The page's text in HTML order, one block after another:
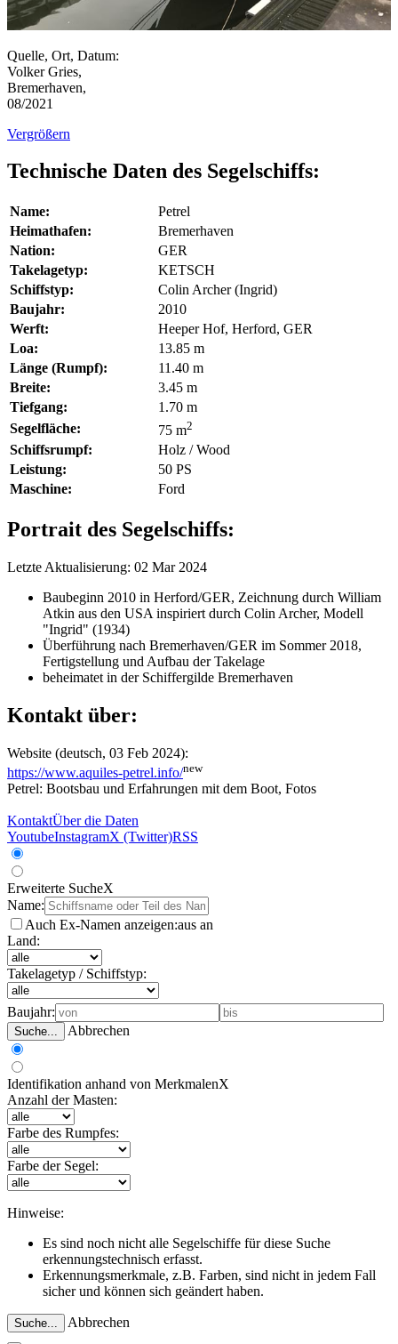
Quelle, Ort, Datum:
Volker Gries,
Bremerhaven,
08/2021
Vergrößern
Technische Daten des Segelschiffs:
Name:
Petrel
Heimathafen:
Bremerhaven
Nation:
GER
Takelagetyp:
KETSCH
Schiffstyp:
Colin Archer (Ingrid)
Baujahr:
2010
Werft:
Heeper Hof, Herford, GER
Loa:
13.85 m
Länge (Rumpf):
11.40 m
Breite:
3.45 m
Tiefgang:
1.70 m
Segelfläche:
75 m2
Schiffsrumpf:
Holz / Wood
Leistung:
50 PS
Maschine:
Ford
Portrait des Segelschiffs:
Letzte Aktualisierung: 02 Mar 2024
Baubeginn 2010 in Herford/GER, Zeichnung durch William
Atkin aus den USA inspiriert durch Colin Archer, Modell
"Ingrid" (1934)
Überführung nach Bremerhaven/GER im Sommer 2018,
Fertigstellung und Aufbau der Takelage
beheimatet in der Schiffergilde Bremerhaven
Kontakt über:
Website (deutsch, 03 Feb 2024):
https://www.aquiles-petrel.info/new
Petrel: Bootsbau und Erfahrungen mit dem Boot, Fotos
KontaktÜber die Daten
YoutubeInstagramX (Twitter)RSS
Erweiterte SucheX
Name:
Auch Ex-Namen anzeigen:aus an
Land:
Takelagetyp / Schiffstyp:
Baujahr:
Suche... Abbrechen
Identifikation anhand von MerkmalenX
Anzahl der Masten:
Farbe des Rumpfes:
Farbe der Segel:
Hinweise:
Es sind noch nicht alle Segelschiffe für diese Suche
erkennungstechnisch erfasst.
Erkennungsmerkmale, z.B. Farben, sind nicht in jedem Fall
sicher und können sich geändert haben.
Suche... Abbrechen